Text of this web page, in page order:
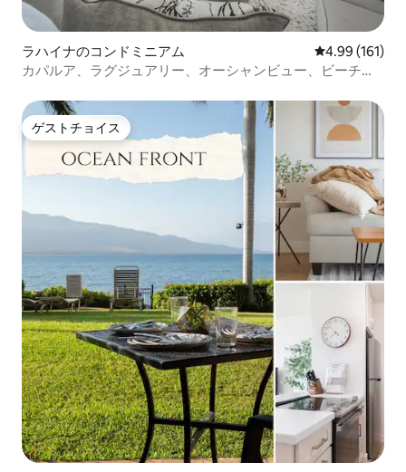
ラハイナのコンドミニアム レビュー161
4.99 (161)
カパルア、ラグジュアリー、オーシャンビュー、ビーチ、
ゲストチョイス
ゲストチョイス